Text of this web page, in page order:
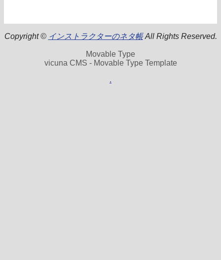
Copyright © インストラクターのネタ帳All Rights Reserved.
Movable Type
vicuna CMS - Movable Type Template
.